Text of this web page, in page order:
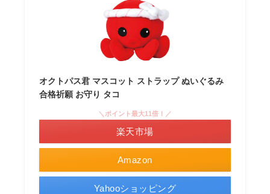
オクトパス君 マスコット ストラップ ぬいぐるみ
合格祈願 お守り タコ
Amazon
＼ポイント最大11倍！／
楽天市場
Yahooショッピング